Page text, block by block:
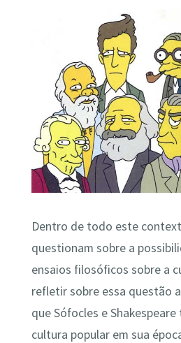
Dentro de todo este
questionam sobre a
ensaios filosóficos sobre a
refletir sobre essa questão
que Sófocles e
cultura popular em sua